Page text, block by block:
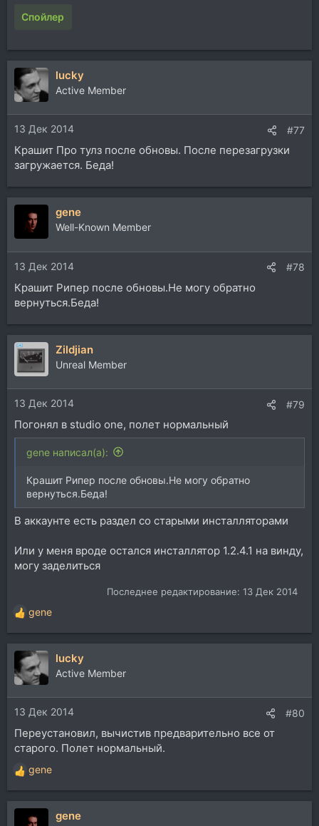
Спойлер
lucky
Active Member
13 Дек 2014 #77
Крашит Про тулз после обновы. После перезагрузки
загружается. Беда!
gene
Well-Known Member
13 Дек 2014 #78
Крашит Рипер после обновы.Не могу обратно
вернуться.Беда!
Zildjian
Unreal Member
13 Дек 2014 #79
Погонял в studio one, полет нормальный
gene написал(а):
Крашит Рипер после обновы.Не могу обратно
вернуться.Беда!
В аккаунте есть раздел со старыми инсталляторами
Или у меня вроде остался инсталлятор 1.2.4.1 на винду,
могу заделиться
Последнее редактирование: 13 Дек 2014
Р
е
а
ц
и
и
:
gene
lucky
Active Member
13 Дек 2014 #80
Переустановил, вычистив предварительно все от
старого. Полет нормальный.
Р
е
а
gene
gene